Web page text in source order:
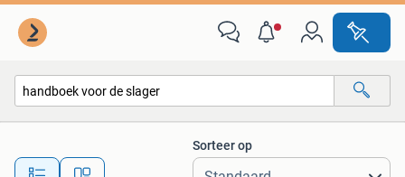
Alle afstanden…
Sorteer op